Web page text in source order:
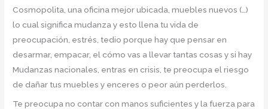
Cosmopolita, una oficina mejor ubicada, muebles nuevos (…)
lo cual significa mudanza y esto llena tu vida de
preocupación, estrés, tedio porque hay que pensar en
desarmar, empacar, el cómo vas a llevar tantas cosas y si hay
Mudanzas nacionales, entras en crisis, te preocupa el riesgo
de dañar tus muebles y enceres o peor aún perderlos.
Te preocupa no contar con manos suficientes y la fuerza para